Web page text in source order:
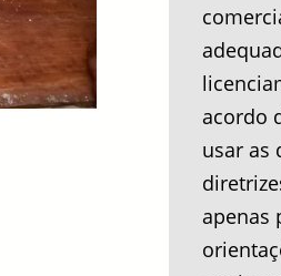
acordo
usar as
apenas